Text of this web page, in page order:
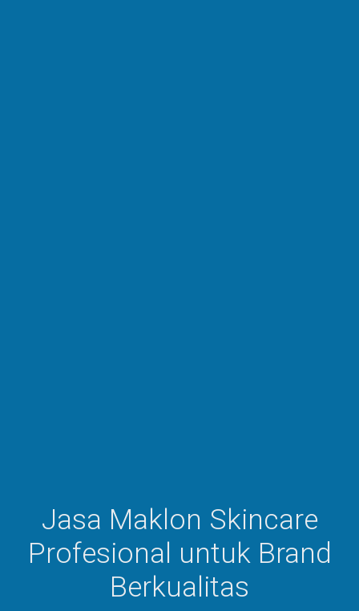
Jasa Maklon Skincare
Profesional untuk Brand
Berkualitas